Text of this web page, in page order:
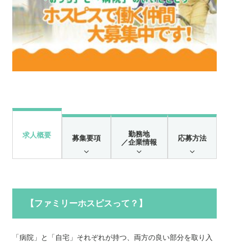
求人概要 募集要項
勤務地
／企業情報
応募方法
【ファミリーホスピスって？】
「病院」と「自宅」それぞれが持つ、両方の良い部分を取り入